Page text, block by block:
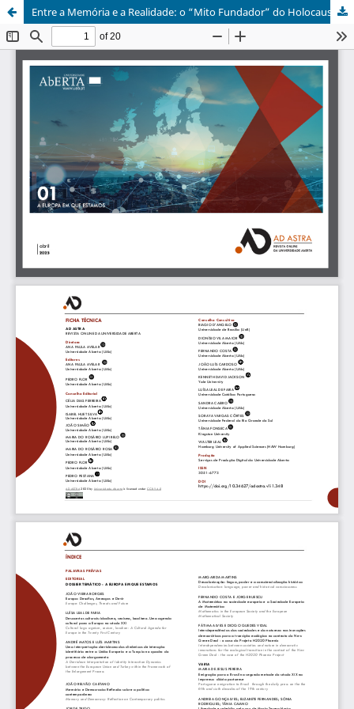
Entre a Memória e a Realidade: o “Mito Fundador” do Holocausto e a União Europeia do Século XXI